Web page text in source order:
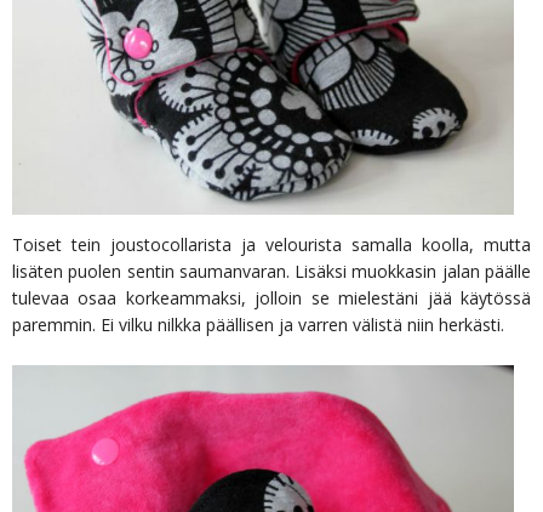
Toiset tein joustocollarista ja velourista samalla koolla, mutta
lisäten puolen sentin saumanvaran. Lisäksi muokkasin jalan päälle
tulevaa osaa korkeammaksi, jolloin se mielestäni jää käytössä
paremmin. Ei vilku nilkka päällisen ja varren välistä niin herkästi.